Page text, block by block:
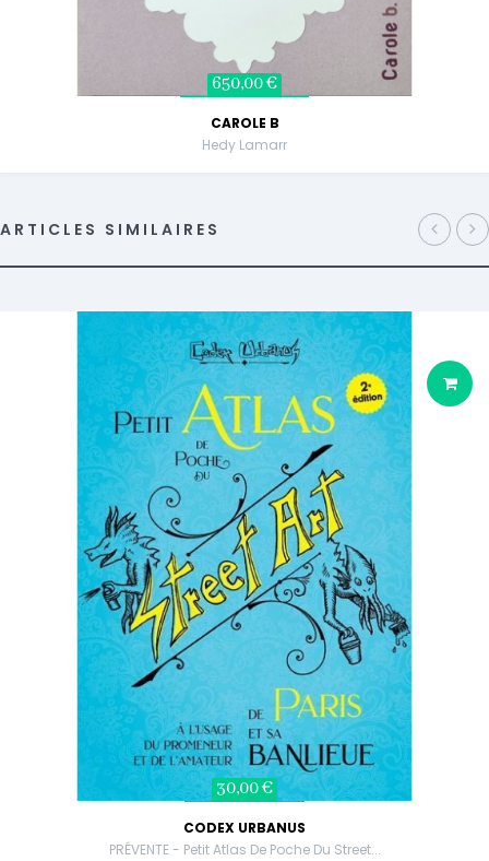
650,00 €
CAROLE B
Hedy Lamarr
ARTICLES SIMILAIRES
30,00 €
CODEX URBANUS
PRÉVENTE - Petit Atlas De Poche Du Street...